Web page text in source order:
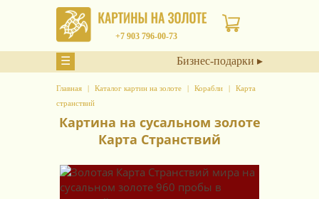
+7 903 796-00-73
☰ Бизнес-подарки ▸
Главная Каталог картин на золоте Корабли
Карта
странствий
Картина на сусальном золоте
Карта Странствий